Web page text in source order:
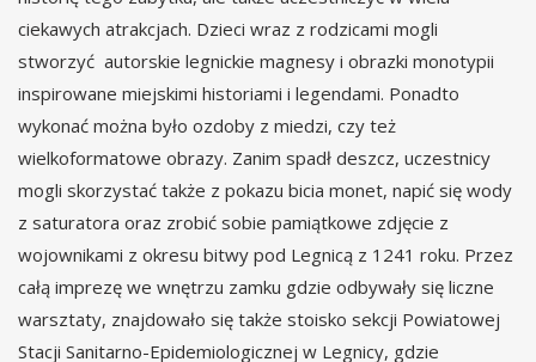
ciekawych atrakcjach. Dzieci wraz z rodzicami mogli
stworzyć autorskie legnickie magnesy i obrazki monotypii
inspirowane miejskimi historiami i legendami. Ponadto
wykonać można było ozdoby z miedzi, czy też
wielkoformatowe obrazy. Zanim spadł deszcz, uczestnicy
mogli skorzystać także z pokazu bicia monet, napić się wody
z saturatora oraz zrobić sobie pamiątkowe zdjęcie z
wojownikami z okresu bitwy pod Legnicą z 1241 roku. Przez
całą imprezę we wnętrzu zamku gdzie odbywały się liczne
warsztaty, znajdowało się także stoisko sekcji Powiatowej
Stacji Sanitarno-Epidemiologicznej w Legnicy, gdzie